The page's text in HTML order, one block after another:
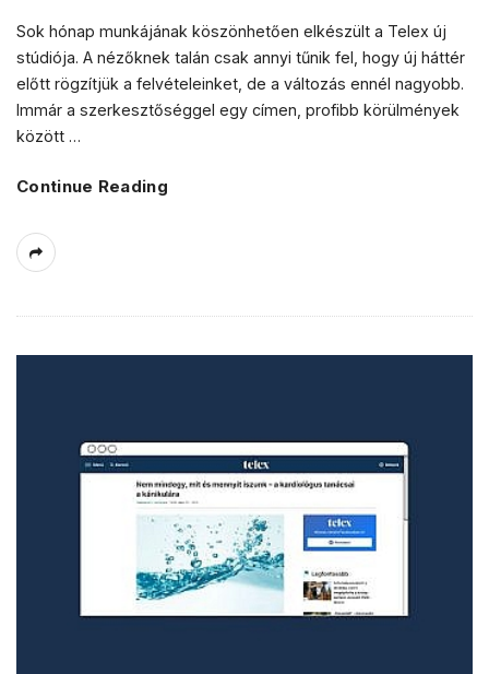
Sok hónap munkájának köszönhetően elkészült a Telex új
stúdiója. A nézőknek talán csak annyi tűnik fel, hogy új háttér
előtt rögzítjük a felvételeinket, de a változás ennél nagyobb.
Immár a szerkesztőséggel egy címen, profibb körülmények
között …
Continue Reading